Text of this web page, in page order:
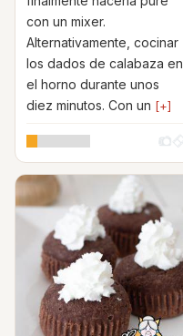
con un mixer.
Alternativamente, cocinar
los dados de calabaza en
el horno durante unos
diez minutos. Con un [+]